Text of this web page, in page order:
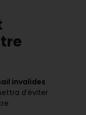
invalides
d’éviter